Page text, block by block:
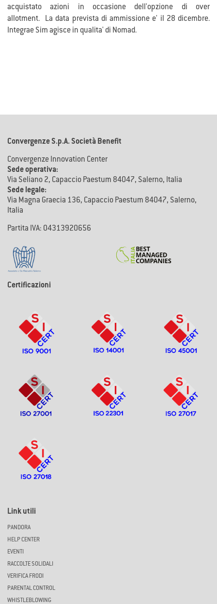
acquistato azioni in occasione dell'opzione di over
allotment. La data prevista di ammissione e' il 28 dicembre.
Integrae Sim agisce in qualita' di Nomad.
Convergenze S.p.A. Società Benefit
Convergenze Innovation Center
Sede operativa:
Via Seliano 2, Capaccio Paestum 84047, Salerno, Italia
Sede legale:
Via Magna Graecia 136, Capaccio Paestum 84047, Salerno,
Italia
Partita IVA: 04313920656
Certificazioni
Link utili
PANDORA
HELP CENTER
EVENTI
RACCOLTE SOLIDALI
VERIFICA FRODI
PARENTAL CONTROL
WHISTLEBLOWING